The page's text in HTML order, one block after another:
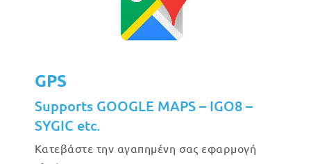
GPS
Supports GOOGLE MAPS – IGO8 –
SYGIC etc.
Κατεβάστε την αγαπημένη σας εφαρμογή